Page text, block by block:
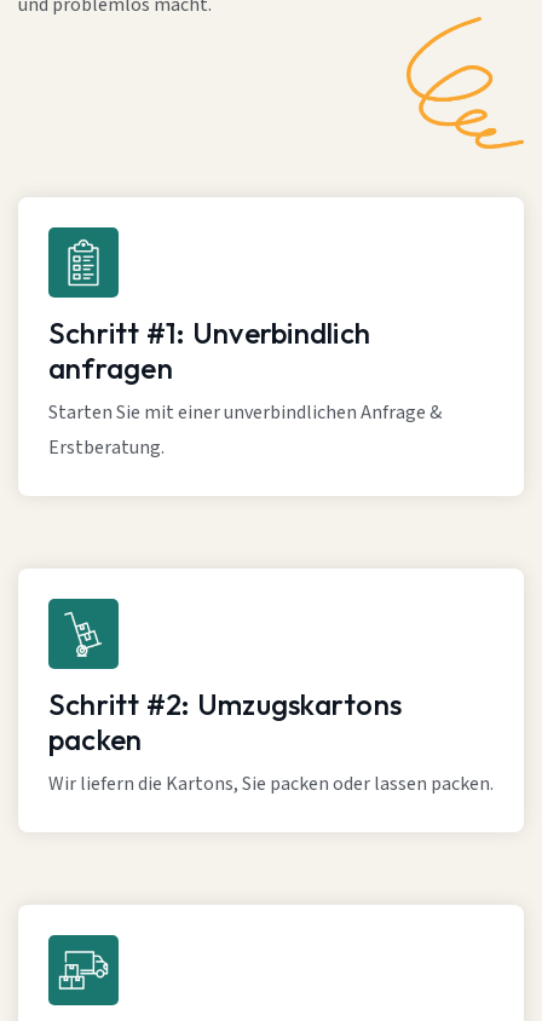
und problemlos macht.
Schritt #1: Unverbindlich
anfragen
Starten Sie mit einer unverbindlichen Anfrage &
Erstberatung.
Schritt #2: Umzugskartons
packen
Wir liefern die Kartons, Sie packen oder lassen packen.